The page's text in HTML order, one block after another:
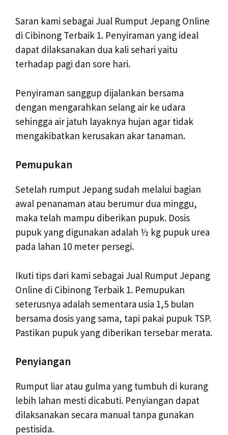
Saran kami sebagai Jual Rumput Jepang Online
di Cibinong Terbaik 1. Penyiraman yang ideal
dapat dilaksanakan dua kali sehari yaitu
terhadap pagi dan sore hari.
Penyiraman sanggup dijalankan bersama
dengan mengarahkan selang air ke udara
sehingga air jatuh layaknya hujan agar tidak
mengakibatkan kerusakan akar tanaman.
Pemupukan
Setelah rumput Jepang sudah melalui bagian
awal penanaman atau berumur dua minggu,
maka telah mampu diberikan pupuk. Dosis
pupuk yang digunakan adalah ½ kg pupuk urea
pada lahan 10 meter persegi.
Ikuti tips dari kami sebagai Jual Rumput Jepang
Online di Cibinong Terbaik 1. Pemupukan
seterusnya adalah sementara usia 1,5 bulan
bersama dosis yang sama, tapi pakai pupuk TSP.
Pastikan pupuk yang diberikan tersebar merata.
Penyiangan
Rumput liar atau gulma yang tumbuh di kurang
lebih lahan mesti dicabuti. Penyiangan dapat
dilaksanakan secara manual tanpa gunakan
pestisida.